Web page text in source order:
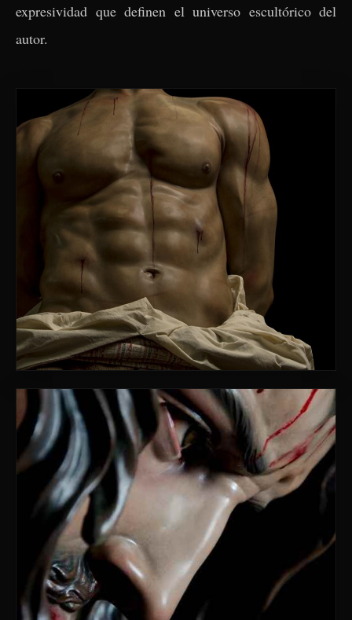
expresividad que definen el universo escultórico del
autor.